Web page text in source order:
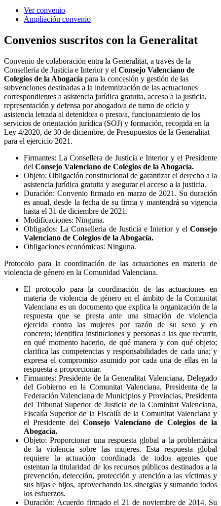
Ver convenio
Ampliación convenio
Convenios suscritos con la Generalitat
Convenio de colaboración entra la Generalitat, a través de la
Consellería de Justicia e Interior y el Consejo Valenciano de
Colegios de la Abogacía para la concesión y gestión de las
subvenciones destinadas a la indemnización de las actuaciones
correspondientes a asistencia jurídica gratuita, acceso a la justicia,
representación y defensa por abogado/a de turno de oficio y
asistencia letrada al detenido/a o preso/a, funcionamiento de los
servicios de orientación jurídica (SOJ) y formación, recogida en la
Ley 4/2020, de 30 de diciembre, de Presupuestos de la Generalitat
para el ejercicio 2021.
Firmantes: La Consellera de Justicia e Interior y el Presidente
del Consejo Valenciano de Colegios de la Abogacía.
Objeto: Obligación constitucional de garantizar el derecho a la
asistencia jurídica gratuita y asegurar el acceso a la justicia.
Duración: Convenio firmado en marzo de 2021. Su duración
es anual, desde la fecha de su firma y mantendrá su vigencia
hasta el 31 de diciembre de 2021.
Modificaciones: Ninguna.
Obligados: La Conselleria de Justicia e Interior y el Consejo
Valenciano de Colegios de la Abogacía.
Obligaciones económicas: Ninguna.
Protocolo para la coordinación de las actuaciones en materia de
violencia de género en la Comunidad Valenciana.
El protocolo para la coordinación de las actuaciones en
materia de violencia de género en el ámbito de la Comunitat
Valenciana es un documento que explica la organización de la
respuesta que se presta ante una situación de violencia
ejercida contra las mujeres por razón de su sexo y en
concreto; identifica instituciones y personas a las que recurrir,
en qué momento hacerlo, de qué manera y con qué objeto;
clarifica las competencias y responsabilidades de cada una; y
expresa el compromiso asumido por cada una de ellas en la
respuesta a proporcionar.
Firmantes: Presidente de la Generalitat Valenciana, Delegado
del Gobierno en la Comunitat Valenciana, Presidenta de la
Federación Valenciana de Municipios y Provincias, Presidenta
del Tribunal Superior de Justicia de la Cominitat Valenciana,
Fiscalía Superior de la Fiscalía de la Comunitat Valenciana y
el Presidente del Consejo Valenciano de Colegios de la
Abogacía.
Objeto: Proporcionar una respuesta global a la problemática
de la violencia sobre las mujeres. Esta respuesta global
requiere la actuación coordinada de todos agentes que
ostentan la titularidad de los recursos públicos destinados a la
prevención, detección, protección y atención a las víctimas y
sus hijas e hijos, aprovechando las sinergias y sumando todos
los esfuerzos.
Duración: Acuerdo firmado el 21 de noviembre de 2014. Su